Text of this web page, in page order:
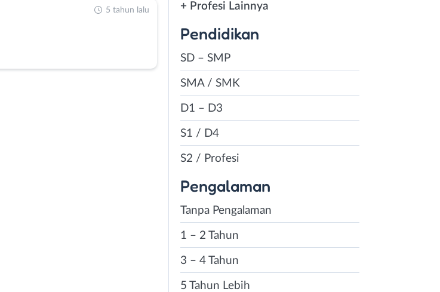
5 tahun lalu + Profesi Lainnya
Pendidikan
SD – SMP
SMA / SMK
D1 – D3
S1 / D4
S2 / Profesi
Pengalaman
Tanpa Pengalaman
1 – 2 Tahun
3 – 4 Tahun
5 Tahun Lebih